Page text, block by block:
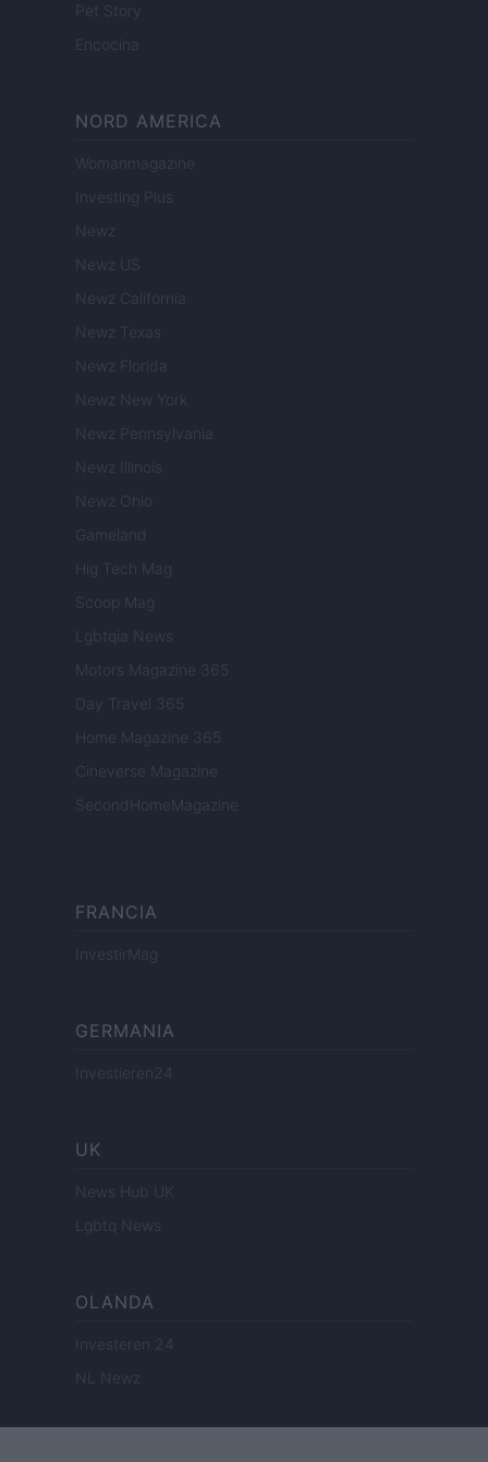
Pet Story
Encocina
NORD AMERICA
Womanmagazine
Investing Plus
Newz
Newz US
Newz California
Newz Texas
Newz Florida
Newz New York
Newz Pennsylvania
Newz Illinois
Newz Ohio
Gameland
Hig Tech Mag
Scoop Mag
Lgbtqia News
Motors Magazine 365
Day Travel 365
Home Magazine 365
Cineverse Magazine
SecondHomeMagazine
FRANCIA
InvestirMag
GERMANIA
Investieren24
UK
News Hub UK
Lgbtq News
OLANDA
Investeren 24
NL Newz